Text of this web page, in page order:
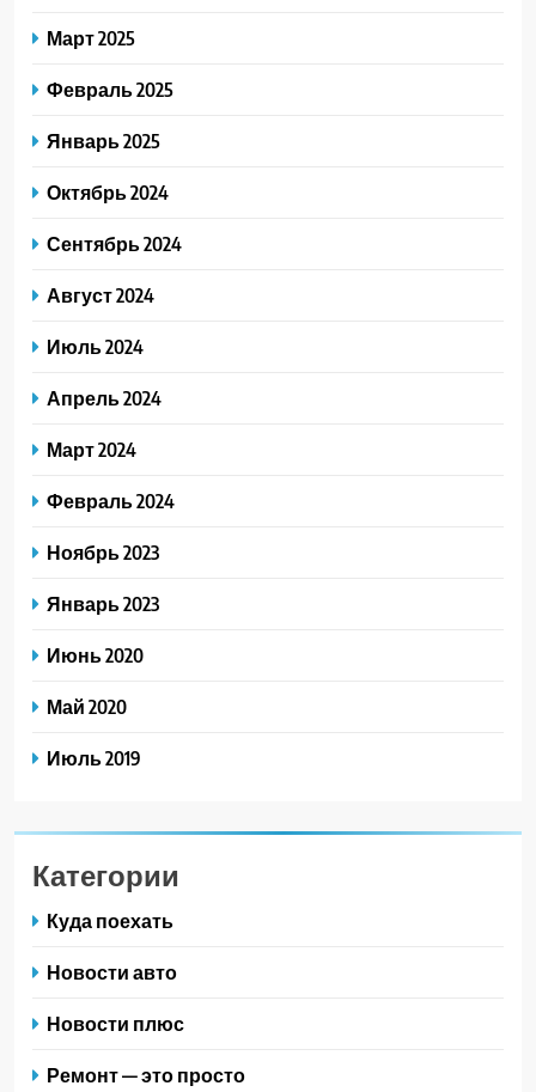
Март 2025
Февраль 2025
Январь 2025
Октябрь 2024
Сентябрь 2024
Август 2024
Июль 2024
Апрель 2024
Март 2024
Февраль 2024
Ноябрь 2023
Январь 2023
Июнь 2020
Май 2020
Июль 2019
Категории
Куда поехать
Новости авто
Новости плюс
Ремонт — это просто